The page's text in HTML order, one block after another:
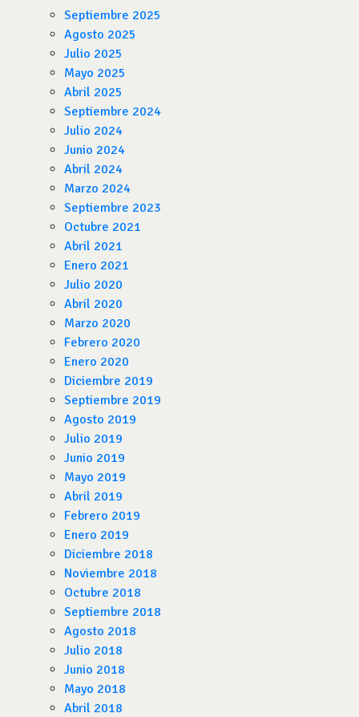
Septiembre 2025
Agosto 2025
Julio 2025
Mayo 2025
Abril 2025
Septiembre 2024
Julio 2024
Junio 2024
Abril 2024
Marzo 2024
Septiembre 2023
Octubre 2021
Abril 2021
Enero 2021
Julio 2020
Abril 2020
Marzo 2020
Febrero 2020
Enero 2020
Diciembre 2019
Septiembre 2019
Agosto 2019
Julio 2019
Junio 2019
Mayo 2019
Abril 2019
Febrero 2019
Enero 2019
Diciembre 2018
Noviembre 2018
Octubre 2018
Septiembre 2018
Agosto 2018
Julio 2018
Junio 2018
Mayo 2018
Abril 2018